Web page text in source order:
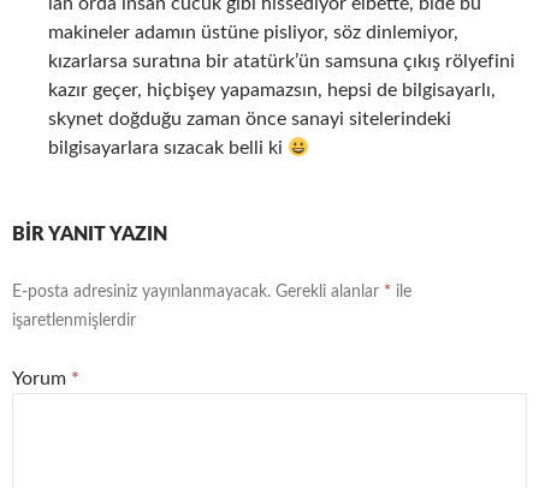
makineler adamın üstüne pisliyor, söz dinlemiyor,
kızarlarsa suratına bir atatürk’ün samsuna çıkış rölyefini
kazır geçer, hiçbişey yapamazsın, hepsi de bilgisayarlı,
skynet doğduğu zaman önce sanayi sitelerindeki
bilgisayarlara sızacak belli ki
BIR YANIT YAZIN
E-posta adresiniz yayınlanmayacak. Gerekli alanlar * ile
işaretlenmişlerdir
Yorum *